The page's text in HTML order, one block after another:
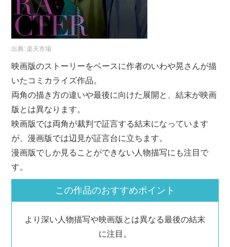
出典:楽天市場
映画版のストーリーをベースに作者のいわや晃さんが描
いたコミカライズ作品。
両角の描き方の違いや最後に向けた展開と、結末が映画
版とは異なります。
映画版では両角が裁判で証言する結末になっています
が、漫画版では辺見が証言台に立ちます。
漫画版でしか見ることができない人物描写にも注目で
す。
この作品のおすすめポイント
より深い人物描写や映画版とは異なる最後の結末
に注目。